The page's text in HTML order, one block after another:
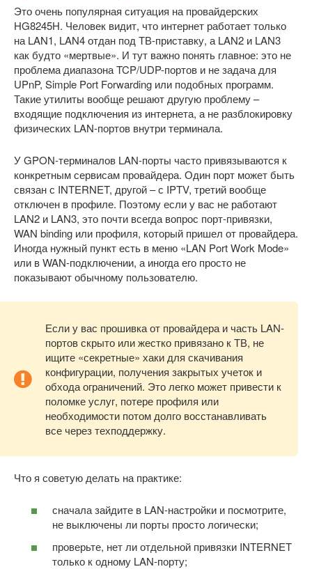
Это очень популярная ситуация на провайдерских
HG8245H. Человек видит, что интернет работает только
на LAN1, LAN4 отдан под ТВ-приставку, а LAN2 и LAN3
как будто «мертвые». И тут важно понять главное: это не
проблема диапазона TCP/UDP-портов и не задача для
UPnP, Simple Port Forwarding или подобных программ.
Такие утилиты вообще решают другую проблему –
входящие подключения из интернета, а не разблокировку
физических LAN-портов внутри терминала.
У GPON-терминалов LAN-порты часто привязываются к
конкретным сервисам провайдера. Один порт может быть
связан с INTERNET, другой – с IPTV, третий вообще
отключен в профиле. Поэтому если у вас не работают
LAN2 и LAN3, это почти всегда вопрос порт-привязки,
WAN binding или профиля, который пришел от провайдера.
Иногда нужный пункт есть в меню «LAN Port Work Mode»
или в WAN-подключении, а иногда его просто не
показывают обычному пользователю.
Если у вас прошивка от провайдера и часть LAN-
портов скрыто или жестко привязано к ТВ, не
ищите «секретные» хаки для скачивания
конфигурации, получения закрытых учеток и
обхода ограничений. Это легко может привести к
поломке услуг, потере профиля или
необходимости потом долго восстанавливать
все через техподдержку.
Что я советую делать на практике:
сначала зайдите в LAN-настройки и посмотрите,
не выключены ли порты просто логически;
проверьте, нет ли отдельной привязки INTERNET
только к одному LAN-порту;